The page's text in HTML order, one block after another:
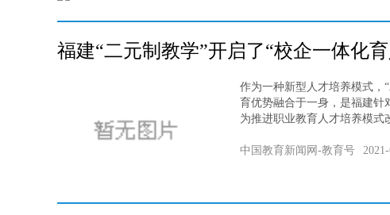
福建“二元制教学”开启了“校企一体化育
作为一种新型人才培养模式，
育优势融合于一身，是福建针
为推进职业教育人才培养模式
中国教育新闻网-教育号